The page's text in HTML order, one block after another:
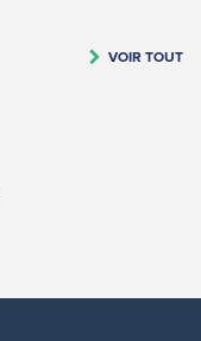
VOIR TOUT